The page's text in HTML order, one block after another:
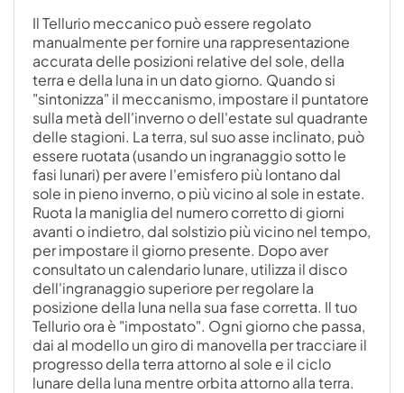
Il Tellurio meccanico può essere regolato
manualmente per fornire una rappresentazione
accurata delle posizioni relative del sole, della
terra e della luna in un dato giorno. Quando si
"sintonizza" il meccanismo, impostare il puntatore
sulla metà dell'inverno o dell'estate sul quadrante
delle stagioni. La terra, sul suo asse inclinato, può
essere ruotata (usando un ingranaggio sotto le
fasi lunari) per avere l'emisfero più lontano dal
sole in pieno inverno, o più vicino al sole in estate.
Ruota la maniglia del numero corretto di giorni
avanti o indietro, dal solstizio più vicino nel tempo,
per impostare il giorno presente. Dopo aver
consultato un calendario lunare, utilizza il disco
dell'ingranaggio superiore per regolare la
posizione della luna nella sua fase corretta. Il tuo
Tellurio ora è "impostato". Ogni giorno che passa,
dai al modello un giro di manovella per tracciare il
progresso della terra attorno al sole e il ciclo
lunare della luna mentre orbita attorno alla terra.